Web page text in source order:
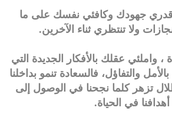
جهودك وكافئي نفسك على ما
ولا تنتظري ثناء الآخرين.
، واملئي عقلك بالأفكار الجديدة التي
والتفاؤل، فالسعادة تنمو بداخلنا
تزهر كلما نجحنا في الوصول إلى
أهدافنا في الحياة.